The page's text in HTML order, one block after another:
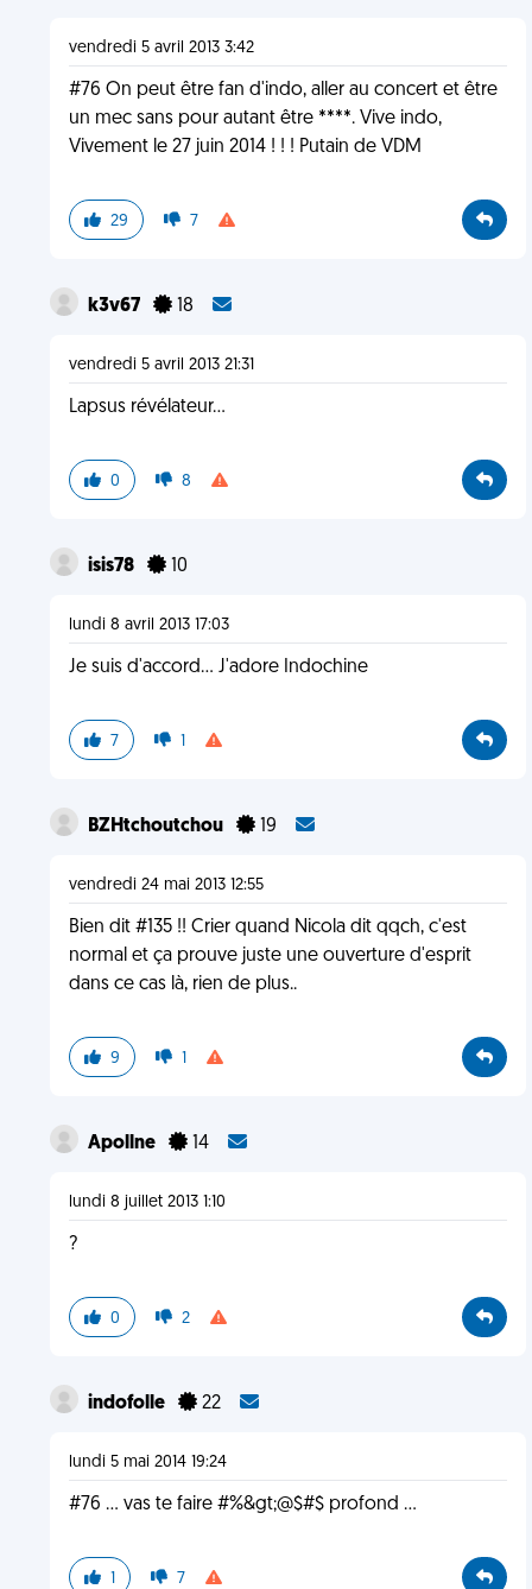
vendredi 5 avril 2013 3:42
#76 On peut être fan d'indo, aller au concert et être
un mec sans pour autant être ****. Vive indo,
Vivement le 27 juin 2014 ! ! ! Putain de VDM
29 7
k3v67 18
vendredi 5 avril 2013 21:31
Lapsus révélateur...
0 8
isis78 10
lundi 8 avril 2013 17:03
Je suis d'accord... J'adore Indochine
7 1
BZHtchoutchou 19
vendredi 24 mai 2013 12:55
Bien dit #135 !! Crier quand Nicola dit qqch, c'est
normal et ça prouve juste une ouverture d'esprit
dans ce cas là, rien de plus..
9 1
Apollne 14
lundi 8 juillet 2013 1:10
?
0 2
indofolle 22
lundi 5 mai 2014 19:24
#76 ... vas te faire #%&gt;@$#$ profond ...
1 7